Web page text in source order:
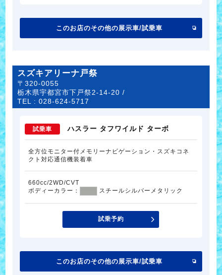
このお店のその他の展示車/試乗車
スズキアリーナ戸祭
〒320-0055
栃木県宇都宮市下戸祭2-14-20 /
TEL :028-624-5717
試乗車 ハスラー タフワイルド ターボ
全方位モニター付メモリーナビゲーション・スズキコネ
クト対応通信機装着車
660cc/2WD/CVT
ボディーカラー：
スチールシルバーメタリック
試乗予約
このお店のその他の展示車/試乗車